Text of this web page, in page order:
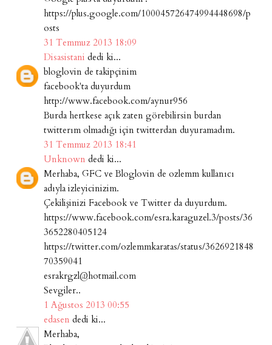
https://plus.google.com/100045726474994448698/p
osts
31 Temmuz 2013 18:09
Disasistani dedi ki...
bloglovin de takipçinim
facebook'ta duyurdum
http://www.facebook.com/aynur956
Burda hertkese açık zaten görebilirsin burdan
twitterım olmadığı için twitterdan duyuramadım.
31 Temmuz 2013 18:41
Unknown dedi ki...
Merhaba, GFC ve Bloglovin de ozlemm kullanıcı
adıyla izleyicinizim.
Çekilişinizi Facebook ve Twitter da duyurdum.
https://www.facebook.com/esra.karaguzel.3/posts/36
3652280405124
https://twitter.com/ozlemmkaratas/status/3626921848
70359041
esrakrgzl@hotmail.com
Sevgiler..
1 Ağustos 2013 00:55
edasen dedi ki...
Merhaba,